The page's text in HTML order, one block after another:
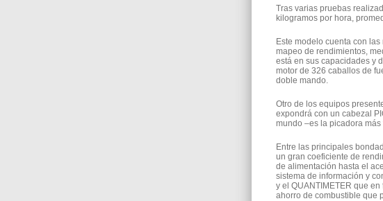
Tras varias pruebas
kilogramos por hora,
Este modelo cuenta con
mapeo de rendimientos,
está en sus capacidades y
motor de 326 caballos de
doble mando.
Otro de los equipos
expondrá con un cabezal
mundo –es la picadora
Entre las principales
un gran coeficiente de
de alimentación hasta el
sistema de información y
y el QUANTIMETER que
ahorro de combustible que